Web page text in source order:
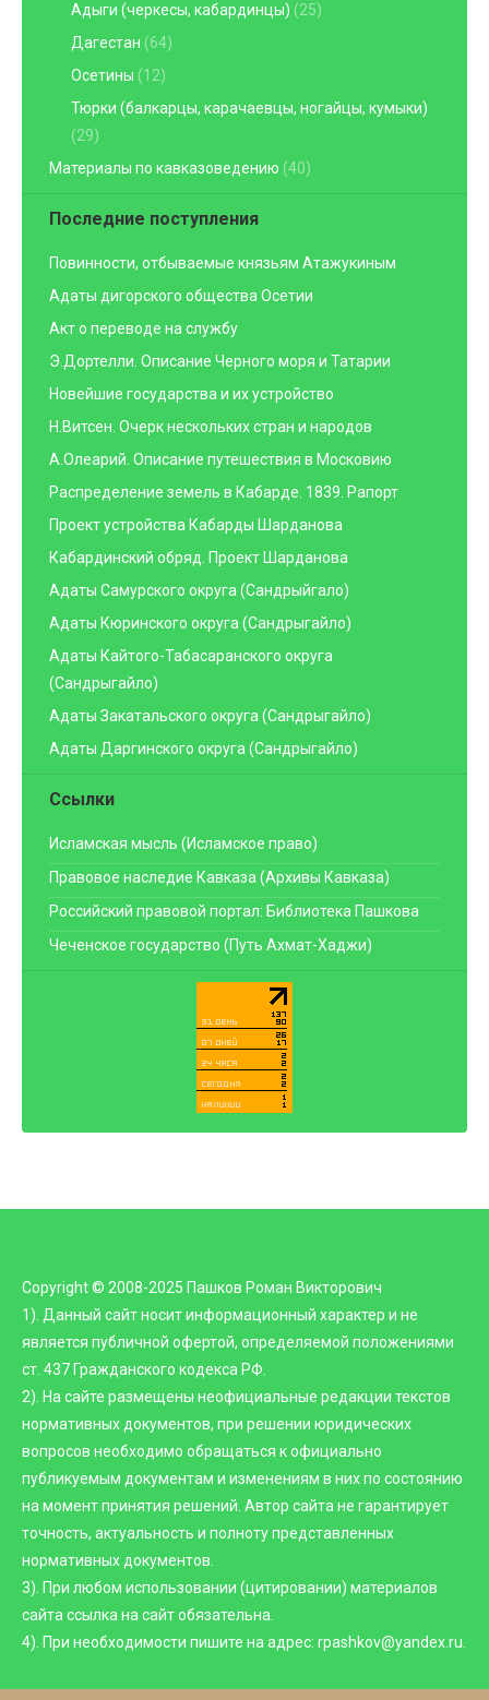
Адыги (черкесы, кабардинцы) (25)
Дагестан (64)
Осетины (12)
Тюрки (балкарцы, карачаевцы, ногайцы, кумыки)
(29)
Материалы по кавказоведению (40)
Последние поступления
Повинности, отбываемые князьям Атажукиным
Адаты дигорского общества Осетии
Акт о переводе на службу
Э.Дортелли. Описание Черного моря и Татарии
Новейшие государства и их устройство
Н.Витсен. Очерк нескольких стран и народов
А.Олеарий. Описание путешествия в Московию
Распределение земель в Кабарде. 1839. Рапорт
Проект устройства Кабарды Шарданова
Кабардинский обряд. Проект Шарданова
Адаты Самурского округа (Сандрыйгало)
Адаты Кюринского округа (Сандрыгайло)
Адаты Кайтого-Табасаранского округа
(Сандрыгайло)
Адаты Закатальского округа (Сандрыгайло)
Адаты Даргинского округа (Сандрыгайло)
Ссылки
Исламская мысль (Исламское право)
Правовое наследие Кавказа (Архивы Кавказа)
Российский правовой портал: Библиотека Пашкова
Чеченское государство (Путь Ахмат-Хаджи)
Copyright © 2008-2025 Пашков Роман Викторович
1). Данный сайт носит информационный характер и не
является публичной офертой, определяемой положениями
ст. 437 Гражданского кодекса РФ.
2). На сайте размещены неофициальные редакции текстов
нормативных документов, при решении юридических
вопросов необходимо обращаться к официально
публикуемым документам и изменениям в них по состоянию
на момент принятия решений. Автор сайта не гарантирует
точность, актуальность и полноту представленных
нормативных документов.
3). При любом использовании (цитировании) материалов
сайта ссылка на сайт обязательна.
4). При необходимости пишите на адрес: rpashkov@yandex.ru.